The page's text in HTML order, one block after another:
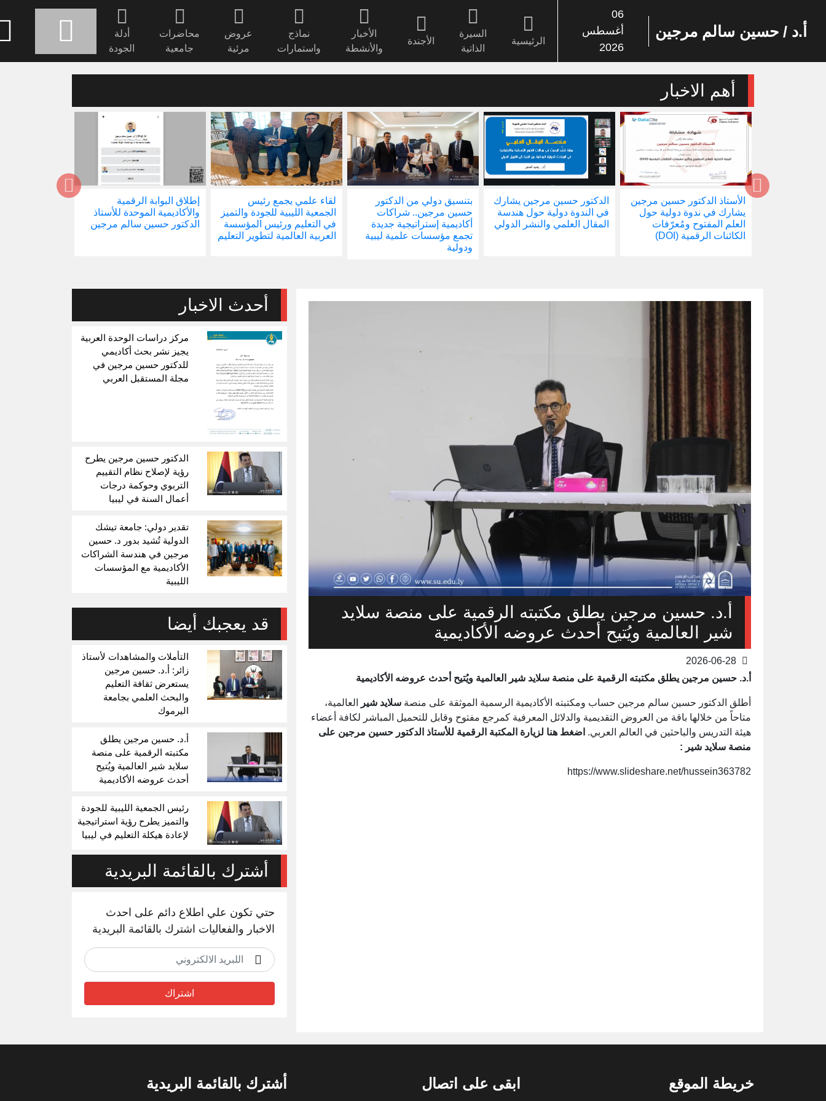
أ.د / حسين سالم مرجين
06
أغسطس
2026
الرئيسية
السيرة
الذاتية
الأجندة
الأخبار
والأنشطة
نماذج
واستمارات
عروض
مرئية
محاضرات
جامعية
أدلة
الجودة
أهم الاخبار
الأستاذ الدكتور حسين مرجين
يشارك في ندوة دولية حول
العلم المفتوح ومُعرّفات
الكائنات الرقمية (DOI)
الدكتور حسين مرجين يشارك
في الندوة دولية حول هندسة
المقال العلمي والنشر الدولي
بتنسيق دولي من الدكتور
حسين مرجين.. شراكات
أكاديمية إستراتيجية جديدة
تجمع مؤسسات علمية ليبية
لقاء علمي يجمع رئيس
الجمعية الليبية للجودة والتميز
في التعليم ورئيس المؤسسة
العربية العالمية لتطوير التعليم
إطلاق البوابة الرقمية
والأكاديمية الموحدة للأستاذ
الدكتور حسين سالم مرجين
صدور كتابنا الجديد: علم
الاجتماع في ظل التحولات
العالمية
أ.د. حسين مرجين يطلق مكتبته الرقمية على منصة سلايد
شير العالمية ويُتيح أحدث عروضه الأكاديمية
أ.د. حسين مرجين يطلق مكتبته الرقمية على منصة سلايد شير العالمية ويُتيح أحدث عروضه الأكاديمية
أطلق الدكتور حسين سالم مرجين حساب ومكتبته الأكاديمية الرسمية الموثقة على منصة سلايد شير
العالمية،
متاحاً من خلالها باقة من العروض التقديمية والدلائل المعرفية كمرجع مفتوح وقابل للتحميل المباشر لكافة أعضاء
هيئة التدريس والباحثين في العالم العربي. اضغط هنا لزيارة المكتبة الرقمية للأستاذ الدكتور حسين مرجين على
منصة سلايد شير :
https://www.slideshare.net/hussein363782
أحدث الاخبار
مركز دراسات الوحدة العربية
يجيز نشر بحث أكاديمي
للدكتور حسين مرجين في
مجلة المستقبل العربي
الدكتور حسين مرجين يطرح
رؤية لإصلاح نظام التقييم
التربوي وحوكمة درجات
أعمال السنة في ليبيا
تقدير دولي: جامعة تيشك
الدولية تُشيد بدور د. حسين
مرجين في هندسة الشراكات
الأكاديمية مع المؤسسات
الليبية
قد يعجبك أيضا
التأملات والمشاهدات لأستاذ
زائر: أ.د. حسين مرجين
يستعرض ثقافة التعليم
والبحث العلمي بجامعة
اليرموك
أ.د. حسين مرجين يطلق
مكتبته الرقمية على منصة
سلايد شير العالمية ويُتيح
أحدث عروضه الأكاديمية
رئيس الجمعية الليبية للجودة
والتميز يطرح رؤية استراتيجية
لإعادة هيكلة التعليم في ليبيا
أشترك بالقائمة البريدية
حتي تكون علي اطلاع دائم على احدث
الاخبار والفعاليات اشترك بالقائمة البريدية
اشتراك
خريطة الموقع ابقى على اتصال أشترك بالقائمة البريدية